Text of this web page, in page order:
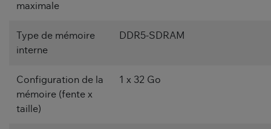
maximale
Type de mémoire
interne
DDR5-SDRAM
Configuration de la
mémoire (fente x
taille)
1 x 32 Go